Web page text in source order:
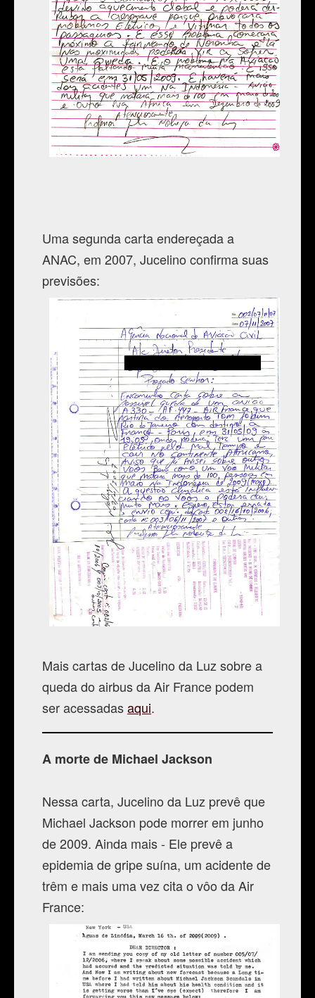
Uma segunda carta endereçada a
ANAC, em 2007, Jucelino confirma suas
previsões:
Mais cartas de Jucelino da Luz sobre a
queda do airbus da Air France podem
ser acessadasaqui.
A morte de Michael Jackson
Nessa carta, Jucelino da Luz prevê que
Michael Jackson pode morrer em junho
de 2009. Ainda mais - Ele prevê a
epidemia de gripe suína, um acidente de
trêm e mais uma vez cita o vôo da Air
France: